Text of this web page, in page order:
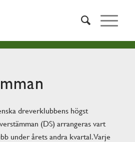
dreverklubbens högst
(DS) arrangeras vart
under årets andra kvartal. Varje